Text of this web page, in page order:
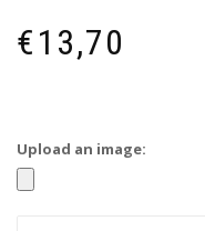
€13,70
Upload an image: